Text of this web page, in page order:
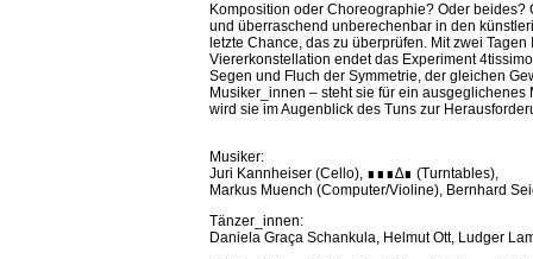
Komposition oder Choreographie? Oder beides?
und überraschend unberechenbar in den
letzte Chance, das zu überprüfen. Mit zwei
Viererkonstellation endet das Experiment
Segen und Fluch der Symmetrie, der gleichen
Musiker_innen – steht sie für ein
wird sie im Augenblick des Tuns zur
Musiker:
Juri Kannheiser (Cello), ∎∎∎∆∎ (Turntables),
Markus Muench (Computer/Violine), Bernhard
Tänzer_innen:
Daniela Graça Schankula, Helmut Ott, Ludger